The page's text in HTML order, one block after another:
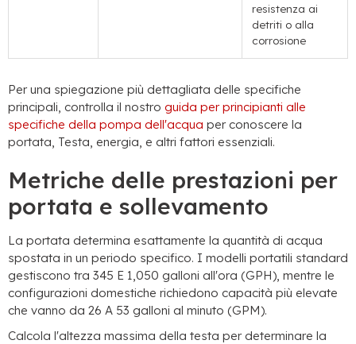
resistenza ai
detriti o alla
corrosione
Per una spiegazione più dettagliata delle specifiche
principali, controlla il nostro guida per principianti alle
specifiche della pompa dell'acqua per conoscere la
portata, Testa, energia, e altri fattori essenziali.
Metriche delle prestazioni per
portata e sollevamento
La portata determina esattamente la quantità di acqua
spostata in un periodo specifico. I modelli portatili standard
gestiscono tra 345 E 1,050 galloni all'ora (GPH), mentre le
configurazioni domestiche richiedono capacità più elevate
che vanno da 26 A 53 galloni al minuto (GPM).
Calcola l'altezza massima della testa per determinare la